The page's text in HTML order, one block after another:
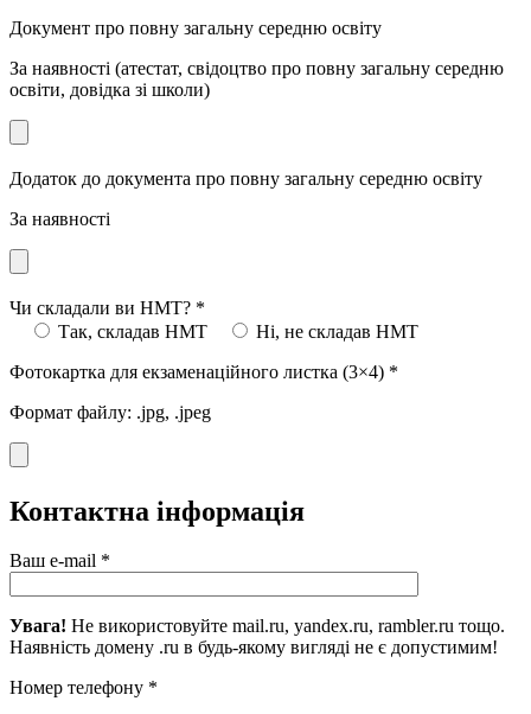
Документ про повну загальну середню освіту
За наявності (атестат, свідоцтво про повну загальну середню
освіти, довідка зі школи)
Додаток до документа про повну загальну середню освіту
За наявності
Чи складали ви НМТ? *
Так, складав НМТ
Ні, не складав НМТ
Фотокартка для екзаменаційного листка (3×4) *
Формат файлу: .jpg, .jpeg
Контактна інформація
Ваш e-mail *
Увага! Не використовуйте mail.ru, yandex.ru, rambler.ru тощо.
Наявність домену .ru в будь-якому вигляді не є допустимим!
Номер телефону *